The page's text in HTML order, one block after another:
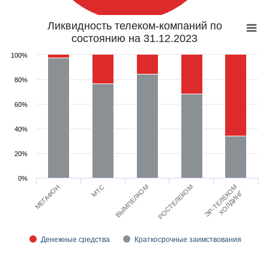
Ликвидность телеком-компаний по
состоянию на 31.12.2023
Денежные средства Краткосрочные заимствования
МЕГАФОН МТС ВЫМПЕЛКОМ РОСТЕЛЕКОМ ЭР-ТЕЛЕКОМ
ХОЛДИНГ
0%
20%
40%
60%
80%
100%